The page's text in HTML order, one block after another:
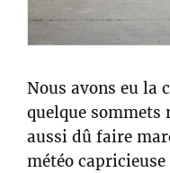
Nous avons eu la
quelque sommets
aussi dû faire
météo